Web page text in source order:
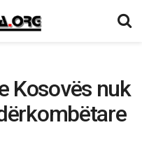
Kosovës nuk